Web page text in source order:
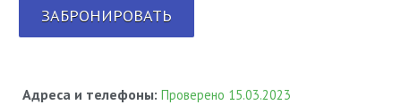
ЗАБРОНИРОВАТЬ
Адреса и телефоны:Проверено 15.03.2023